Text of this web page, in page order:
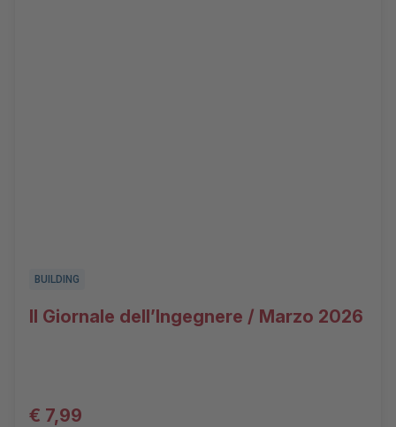
BUILDING
Il Giornale dell’Ingegnere / Marzo 2026
€ 7,99